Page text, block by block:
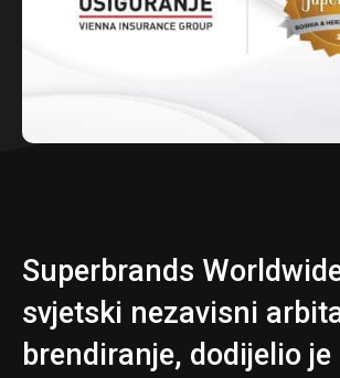
Superbrands
svjetski nezavisni
brendiranje, dodijelio je